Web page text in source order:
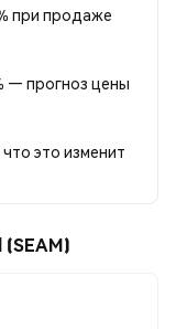
при продаже
— прогноз цены
это изменит